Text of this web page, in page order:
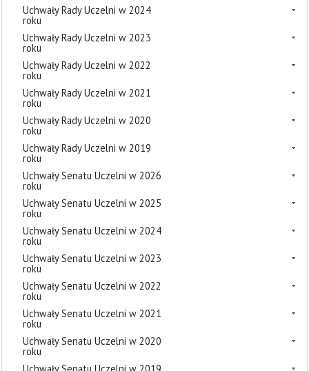
Uchwały Rady Uczelni w 2024
roku
Uchwały Rady Uczelni w 2023
roku
Uchwały Rady Uczelni w 2022
roku
Uchwały Rady Uczelni w 2021
roku
Uchwały Rady Uczelni w 2020
roku
Uchwały Rady Uczelni w 2019
roku
Uchwały Senatu Uczelni w 2026
roku
Uchwały Senatu Uczelni w 2025
roku
Uchwały Senatu Uczelni w 2024
roku
Uchwały Senatu Uczelni w 2023
roku
Uchwały Senatu Uczelni w 2022
roku
Uchwały Senatu Uczelni w 2021
roku
Uchwały Senatu Uczelni w 2020
roku